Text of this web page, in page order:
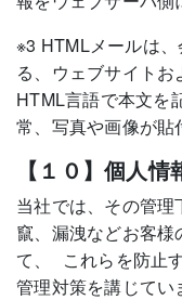
※3 HTMLメールは
る、ウェブサイト
HTML言語で本文を
常、写真や画像が貼
【１０】個人
当社では、その管
竄、漏洩などお客
て、 これらを防止
管理対策を講じて